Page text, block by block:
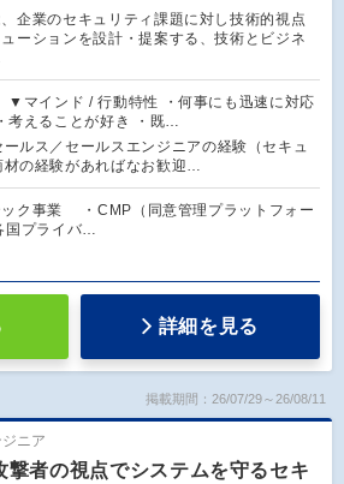
企業のセキュリティ課題に対し技術的視点
ーションを設計・提案する、技術とビジネ
▼マインド / 行動特性 ・何事にも迅速に対応
考えることが好き ・既…
ールス／セールスエンジニアの経験（セキュ
材の経験があればなお歓迎…
ック事業 ・CMP（同意管理プラットフォー
プライバ…
詳細を見る
掲載期間：26/07/29～26/08/11
ニア
撃者の視点でシステムを守るセキ